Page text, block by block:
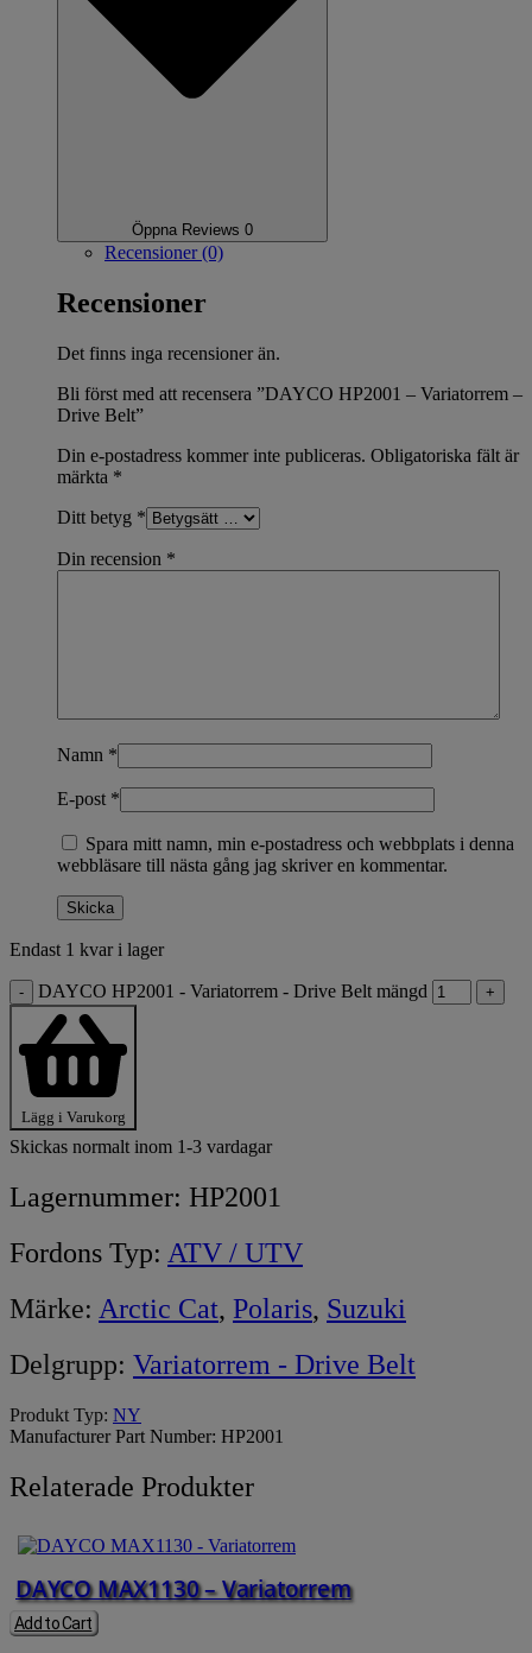
Öppna Reviews 0
Recensioner (0)
Recensioner
Det finns inga recensioner än.
Bli först med att recensera ”DAYCO HP2001 – Variatorrem –
Drive Belt”
Din e-postadress kommer inte publiceras. Obligatoriska fält är
märkta *
Ditt betyg *
Din recension *
Namn *
E-post *
Spara mitt namn, min e-postadress och webbplats i denna
webbläsare till nästa gång jag skriver en kommentar.
Endast 1 kvar i lager
- DAYCO HP2001 - Variatorrem - Drive Belt mängd +
Lägg i Varukorg
Skickas normalt inom 1-3 vardagar
Lagernummer: HP2001
Fordons Typ: ATV / UTV
Märke: Arctic Cat, Polaris, Suzuki
Delgrupp: Variatorrem - Drive Belt
Produkt Typ: NY
Manufacturer Part Number: HP2001
Relaterade Produkter
DAYCO MAX1130 – Variatorrem
Add to Cart